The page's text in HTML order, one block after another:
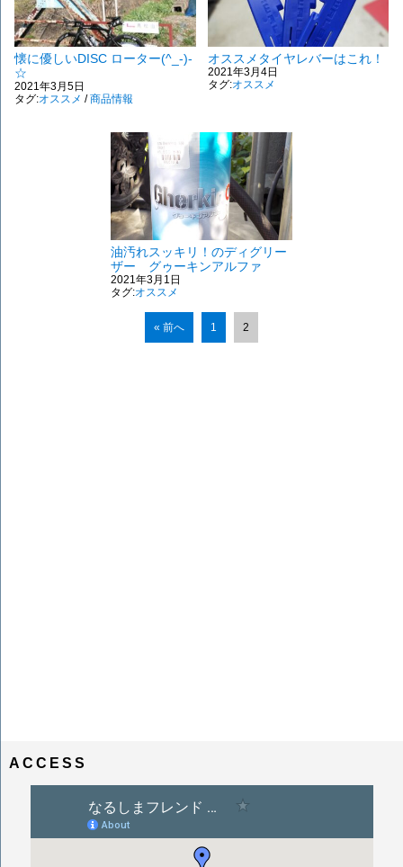
懐に優しいDISC ローター(^_-)-
☆
2021年3月5日
タグ:オススメ /商品情報
オススメタイヤレバーはこれ！
2021年3月4日
タグ:オススメ
油汚れスッキリ！のディグリー
ザー グゥーキンアルファ
2021年3月1日
タグ:オススメ
« 前へ 1 2
ACCESS